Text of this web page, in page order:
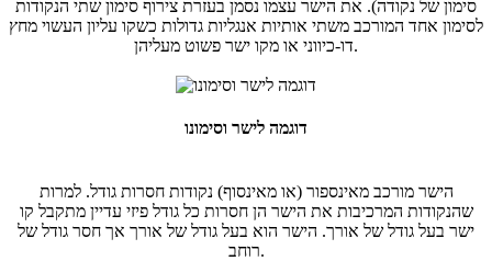
סימון של נקודה). את הישר עצמו נסמן בעזרת צירוף סימון שתי הנקודות
לסימון אחד המורכב משתי אותיות אנגליות גדולות כשקו עליון העשוי מחץ
דו-כיווני או מקו ישר פשוט מעליהן.
דוגמה לישר וסימונו
הישר מורכב מאינספור (או מאינסוף) נקודות חסרות גודל. למרות
שהנקודות המרכיבות את הישר הן חסרות כל גודל פיזי עדיין מתקבל קו
ישר בעל גודל של אורך. הישר הוא בעל גודל של אורך אך חסר גודל של
רוחב.